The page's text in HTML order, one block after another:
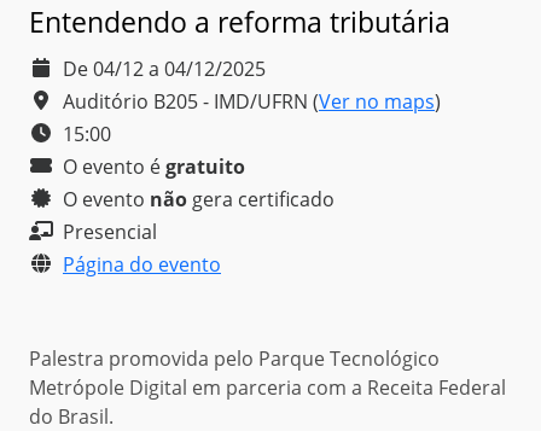
Entendendo a reforma tributária
De 04/12 a 04/12/2025
Auditório B205 - IMD/UFRN (Ver no maps)
15:00
O evento égratuito
O evento não gera certificado
Presencial
Página do evento
Palestra promovida pelo Parque Tecnológico
Metrópole Digital em parceria com a Receita Federal
do Brasil.